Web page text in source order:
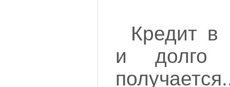
Кредит в
и долго